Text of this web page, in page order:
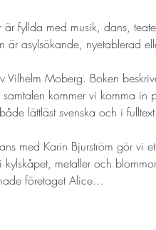
fyllda med musik, dans,
asylsökande, nyetablerad
Moberg. Boken
kommer vi komma in
lättläst svenska och i
med Karin Bjurström gör vi
metaller och
företaget Alice…